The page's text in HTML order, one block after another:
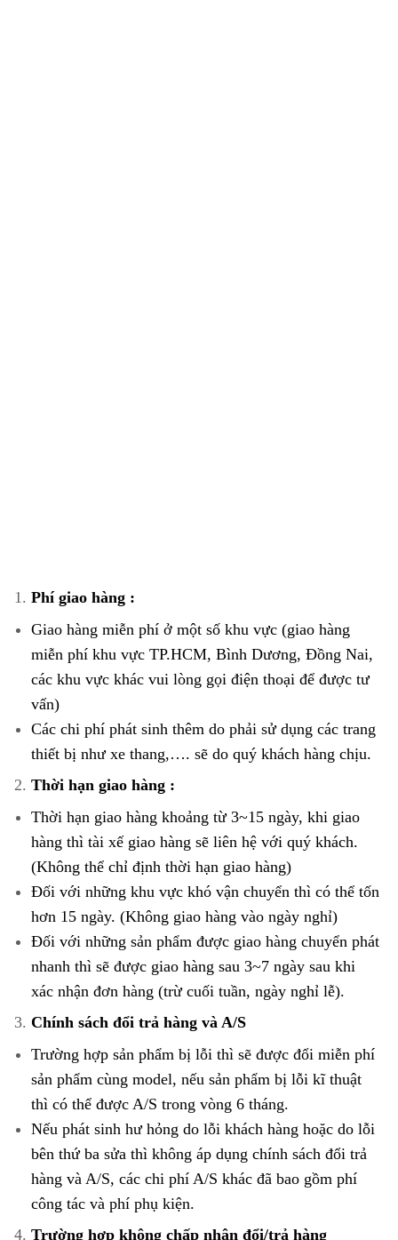
Phí giao hàng :
Giao hàng miễn phí ở một số khu vực (giao hàng
miễn phí khu vực TP.HCM, Bình Dương, Đồng Nai,
các khu vực khác vui lòng gọi điện thoại để được tư
vấn)
Các chi phí phát sinh thêm do phải sử dụng các trang
thiết bị như xe thang,…. sẽ do quý khách hàng chịu.
Thời hạn giao hàng :
Thời hạn giao hàng khoảng từ 3~15 ngày, khi giao
hàng thì tài xế giao hàng sẽ liên hệ với quý khách.
(Không thể chỉ định thời hạn giao hàng)
Đối với những khu vực khó vận chuyển thì có thể tốn
hơn 15 ngày. (Không giao hàng vào ngày nghỉ)
Đối với những sản phẩm được giao hàng chuyển phát
nhanh thì sẽ được giao hàng sau 3~7 ngày sau khi
xác nhận đơn hàng (trừ cuối tuần, ngày nghỉ lễ).
Chính sách đổi trả hàng và A/S
Trường hợp sản phẩm bị lỗi thì sẽ được đổi miễn phí
sản phẩm cùng model, nếu sản phẩm bị lỗi kĩ thuật
thì có thể được A/S trong vòng 6 tháng.
Nếu phát sinh hư hỏng do lỗi khách hàng hoặc do lỗi
bên thứ ba sửa thì không áp dụng chính sách đổi trả
hàng và A/S, các chi phí A/S khác đã bao gồm phí
công tác và phí phụ kiện.
Trường hợp không chấp nhận đổi/trả hàng